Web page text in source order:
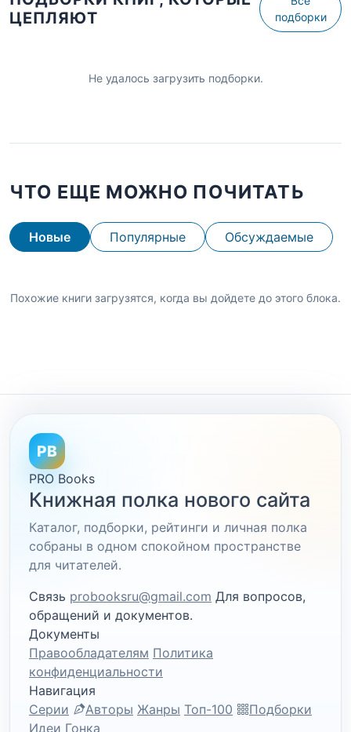
ЦЕПЛЯЮТ
подборки
Не удалось загрузить подборки.
ЧТО ЕЩЕ МОЖНО ПОЧИТАТЬ
Новые Популярные Обсуждаемые
Похожие книги загрузятся, когда вы дойдете до этого блока.
PB
PRO Books
Книжная полка нового сайта
Каталог, подборки, рейтинги и личная полка
собраны в одном спокойном пространстве
для читателей.
Связь probooksru@gmail.com Для вопросов,
обращений и документов.
Документы
Правообладателям Политика
конфиденциальности
Навигация
Серии
Авторы Жанры Топ-100
Подборки
Идеи Гонка